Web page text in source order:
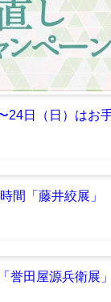
24日（日）はお
間「藤井絞展」
誉田屋源兵衛展」